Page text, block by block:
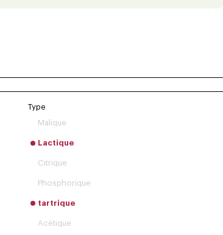
Type
Malique
Lactique
Citrique
Phosphorique
tartrique
Acétique